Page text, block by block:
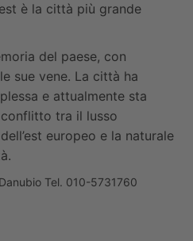
è la città più grande
del paese, con
sue vene. La città ha
e attualmente sta
tra il lusso
europeo e la naturale
Tel. 010-5731760